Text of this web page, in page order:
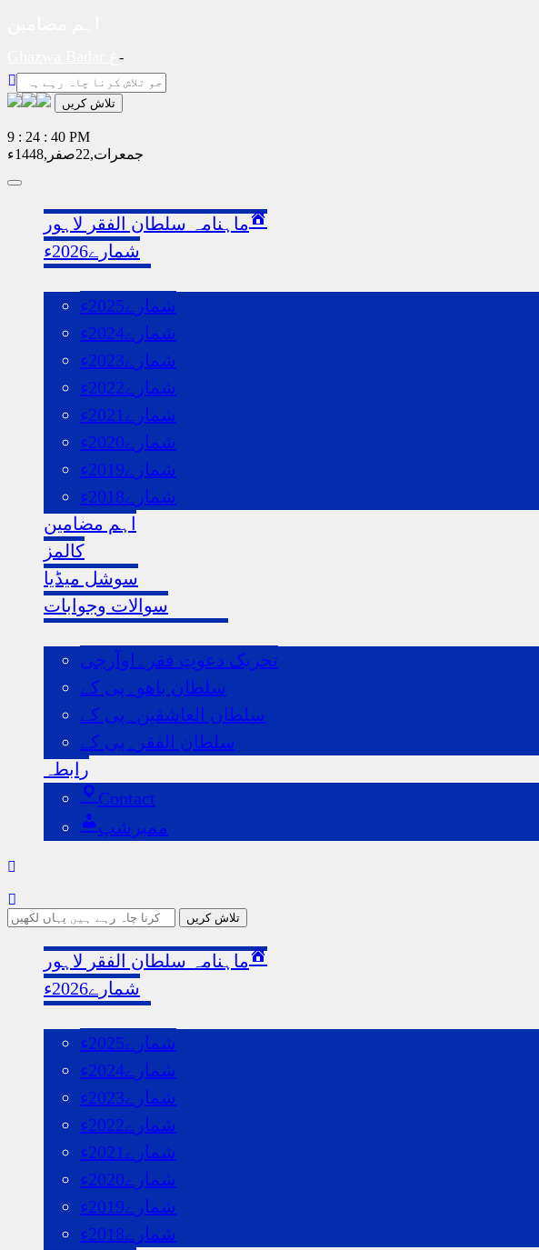
Ghazwa Badar غزوہ بدر
9 : 24 : 41 PM
جمعرات‬‮,22صفر‬,1448ء
Toggle
ماہنامہ سلطان الفقر لاہور
شمارے2026ء
شمارے2025ء
شمارے2024ء
شمارے2023ء
شمارے2022ء
شمارے2021ء
شمارے2020ء
شمارے2019ء
شمارے2018ء
اہم مضامین
کالمز
سوشل میڈیا
سوالات وجوابات
تحریک دعوتِ فقر۔اوآرجی
سلطان باھو۔پی کے
سلطان العاشقین۔پی کے
سلطان الفقر۔پی کے
رابطہ
Contact
ممبرشپ
ماہنامہ سلطان الفقر لاہور
شمارے2026ء
شمارے2025ء
شمارے2024ء
شمارے2023ء
شمارے2022ء
شمارے2021ء
شمارے2020ء
شمارے2019ء
شمارے2018ء